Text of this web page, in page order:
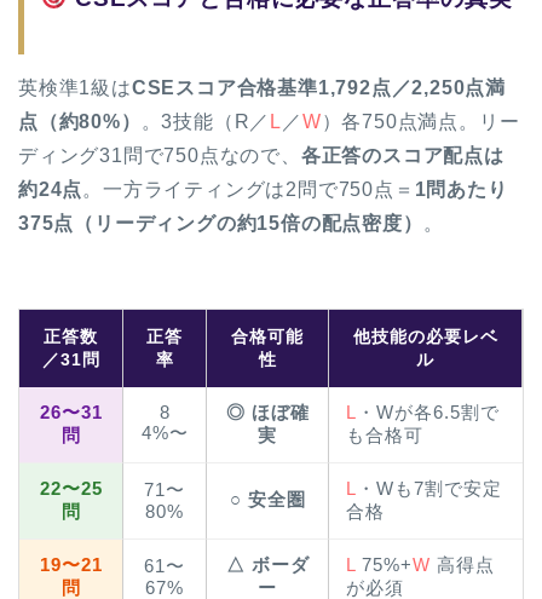
英検準1級はCSEスコア合格基準1,792点／2,250点満
点（約80%）
。3技能（R／ L ／W）各750点満点。リー
ディング31問で750点なので、 各正答のスコア配点は
約24点 。一方ライティングは2問で750点＝ 1問あたり
375点（リーディングの約15倍の配点密度）
。
正答数
／31問
正答
率
合格可能
性
他技能の必要レベ
ル
26〜31
問
8
4%〜
◎ ほぼ確
実
・Wが各6.5割で
も合格可
22〜25
問
71〜
80%
○ 安全圏
・Wも7割で安定
合格
19〜21
問
61〜
67%
△ ボーダ
ー
75%+W 高得点
が必須